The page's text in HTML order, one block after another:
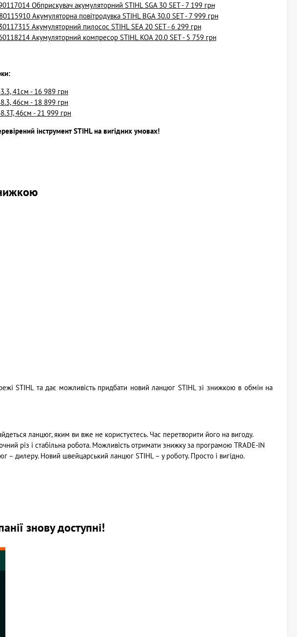
Обприскувач акумуляторний STIHL SGA 30 SET - 7 199 грн
Акумуляторна повітродувка STIHL BGA 30.0 SET - 7 999 грн
Акумуляторний пилосос STIHL SEA 20 SET - 6 299 грн
Акумуляторний компресор STIHL KOA 20.0 SET - 5 759 грн
41см - 16 989 грн
46см - 18 899 грн
46см - 21 999 грн
інструмент STIHL на вигідних умовах!
STIHL та дає можливість придбати новий ланцюг STIHL зі знижкою в обмін на
ланцюг, яким ви вже не користуєтесь. Час перетворити його на вигоду.
різ і стабільна робота. Можливість отримати знижку за програмою TRADE-IN
– дилеру. Новий швейцарський ланцюг STIHL – у роботу. Просто і вигідно.
знову доступні!